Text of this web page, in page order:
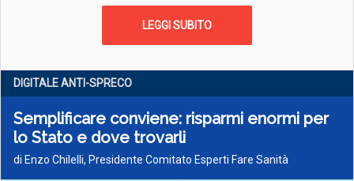
LEGGI SUBITO
DIGITALE ANTI-SPRECO
Semplificare conviene: risparmi enormi per
lo Stato e dove trovarli
di Enzo Chilelli, Presidente Comitato Esperti Fare Sanità